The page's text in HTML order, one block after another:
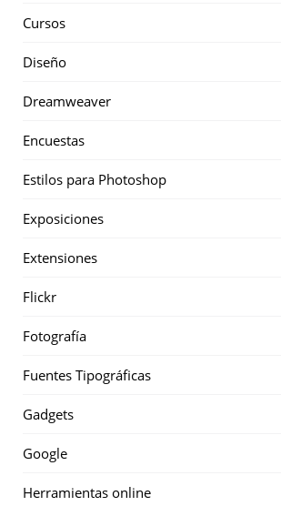
Cursos
Diseño
Dreamweaver
Encuestas
Estilos para Photoshop
Exposiciones
Extensiones
Flickr
Fotografía
Fuentes Tipográficas
Gadgets
Google
Herramientas online